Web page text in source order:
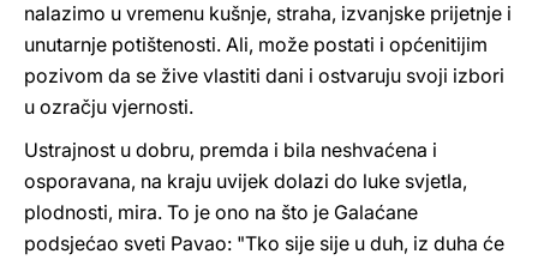
nalazimo u vremenu kušnje, straha, izvanjske prijetnje i
unutarnje potištenosti. Ali, može postati i općenitijim
pozivom da se žive vlastiti dani i ostvaruju svoji izbori
u ozračju vjernosti.
Ustrajnost u dobru, premda i bila neshvaćena i
osporavana, na kraju uvijek dolazi do luke svjetla,
plodnosti, mira. To je ono na što je Galaćane
podsjećao sveti Pavao: "Tko sije sije u duh, iz duha će